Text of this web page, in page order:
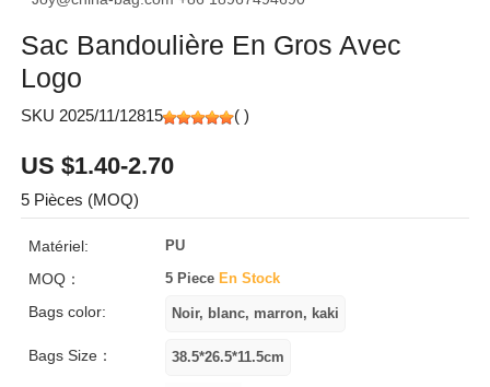
Sac Bandoulière En Gros Avec
Logo
SKU 2025/11/12815 ( )
US $1.40-2.70
5 Pièces (MOQ)
Matériel: PU
MOQ： 5 Piece En Stock
Bags color:
Bags Size：